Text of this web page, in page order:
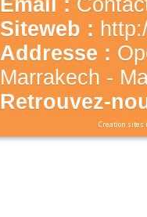
Siteweb :
Addresse :
Marrakech -
Retrouvez-
Creation